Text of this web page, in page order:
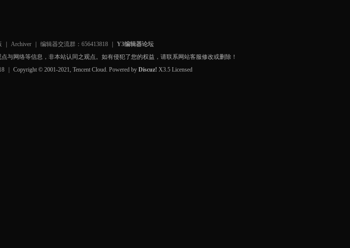
Archiver 编辑器交流群：656413818
Y3编辑器论坛
与网络等信息，非本站认同之观点。如有侵犯了您的权益，请联系网站客服修改或删除！
Copyright © 2001-2021, Tencent Cloud. Powered byDiscuz! X3.5 Licensed